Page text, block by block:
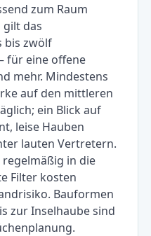
zum Raum
gilt das
bis zwölf
für eine offene
mehr. Mindestens
auf den mittleren
ein Blick auf
leise Hauben
lauten Vertretern.
in die
Filter kosten
Bauformen
zur Inselhaube sind